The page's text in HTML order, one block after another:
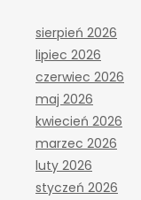
sierpień 2026
lipiec 2026
czerwiec 2026
maj 2026
kwiecień 2026
marzec 2026
luty 2026
styczeń 2026